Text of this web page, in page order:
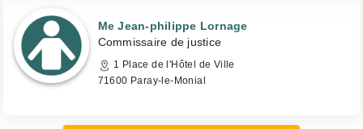
Me Jean-philippe Lornage
Commissaire de justice
1 Place de l'Hôtel de Ville
71600 Paray-le-Monial